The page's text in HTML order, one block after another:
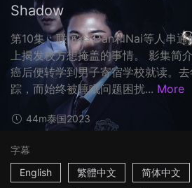
Shadow
第10集：联谊会 Dan和Nai等人串通
上揭发校方想掩盖的事情。 影集简
癌后便转学到男子寄宿学校就读。
踪，而始终被睡眠问题困扰... More
44m泰国2023
字幕
English
繁體中文 简体中文